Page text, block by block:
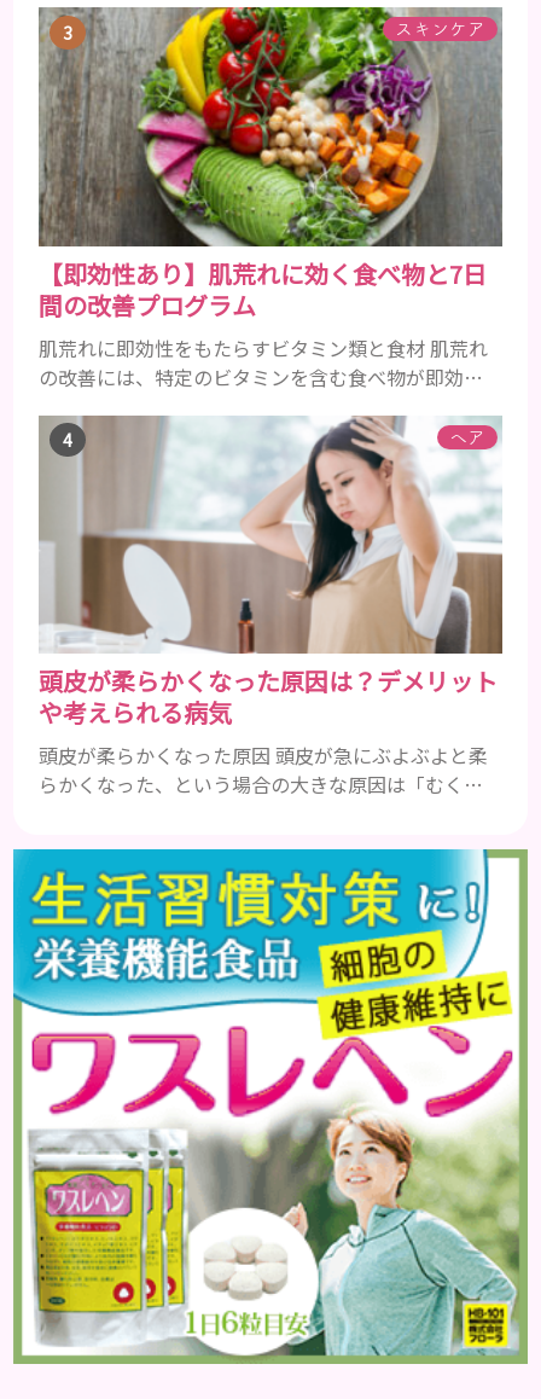
にツヤがあった男性も、いつのまにか髪がチリチリ
でペタンとするようになったと感じる人もいるでし
ょう。特に大人の男性としての魅力が出てくる40代
以降の男性に悩んでいる人が多い傾向があります。
髪が生え変わるサイクルは、年齢と共に乱れていき
ます。髪が太くならないま...
スキンケア
【即効性あり】肌荒れに効く食べ物と7日
間の改善プログラム
肌荒れに即効性をもたらすビタミン類と食材 肌荒れ
の改善には、特定のビタミンを含む食べ物が即効性
を高め、荒れた肌を内側から修復する栄養素です。
ビタミンA：レバー、人参、ほうれん草など レバー、
人参、ほうれん草などに含まれるビタミンAは、肌の
ターンオーバーを正常化し、肌荒れを素早く修復し
ます。特にレバーは吸収率の高いレチノールを含み、
即効性が期待でき...
ヘア
頭皮が柔らかくなった原因は？デメリット
や考えられる病気
頭皮が柔らかくなった原因 頭皮が急にぶよぶよと柔
らかくなった、という場合の大きな原因は「むく
の人がさらに悪化していくと、今度は頭皮が柔らかく
なった状態になります。 真逆に感じるかもしれませ
んが、頭皮のこりによって血行が悪くなった頭皮を
そのままにしておくと、どんどん水分が排出されずに
溜まっていくのです。 不要なものが排出することな
く取り残された状態なの...